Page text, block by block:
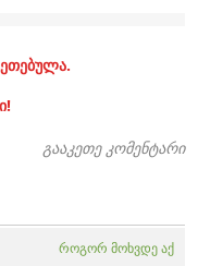
გააკეთე კომენტარი
როგორ მოხვდე აქ